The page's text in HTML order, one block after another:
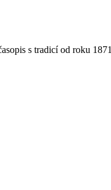
s tradicí od roku 1871